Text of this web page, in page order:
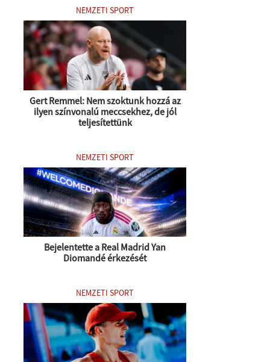
NEMZETI SPORT
Gert Remmel: Nem szoktunk hozzá az
ilyen színvonalú meccsekhez, de jól
teljesítettünk
NEMZETI SPORT
Bejelentette a Real Madrid Yan
Diomandé érkezését
NEMZETI SPORT